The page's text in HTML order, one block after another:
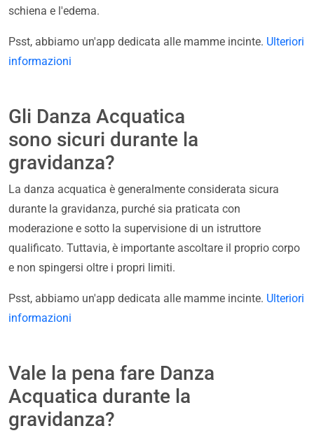
schiena e l'edema.
Psst, abbiamo un'app dedicata alle mamme incinte. Ulteriori
informazioni
Gli Danza Acquatica
sono sicuri durante la
gravidanza?
La danza acquatica è generalmente considerata sicura
durante la gravidanza, purché sia praticata con
moderazione e sotto la supervisione di un istruttore
qualificato. Tuttavia, è importante ascoltare il proprio corpo
e non spingersi oltre i propri limiti.
Psst, abbiamo un'app dedicata alle mamme incinte. Ulteriori
informazioni
Vale la pena fare Danza
Acquatica durante la
gravidanza?